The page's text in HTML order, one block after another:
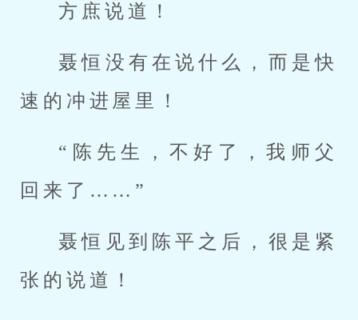
方庶说道！
聂恒没有在说什么，而是快
速的冲进屋里！
“陈先生，不好了，我师父
回来了……”
聂恒见到陈平之后，很是紧
张的说道！